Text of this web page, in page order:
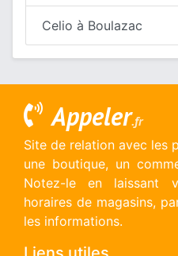
Celio à Boulazac
Appeler.fr
Site de relation avec les
une boutique, un
Notez-le en laissant
horaires de magasins,
les informations.